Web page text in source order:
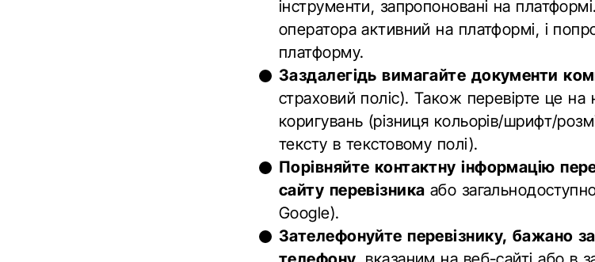
інструменти, запропоновані на
оператора активний на платформі, і
платформу.
Заздалегідь вимагайте документи
страховий поліс). Також перевірте це на
коригувань (різниця кольорів/шрифт/
тексту в текстовому полі).
Порівняйте контактну інформацію
сайту перевізника або
Google).
Зателефонуйте перевізнику, бажано